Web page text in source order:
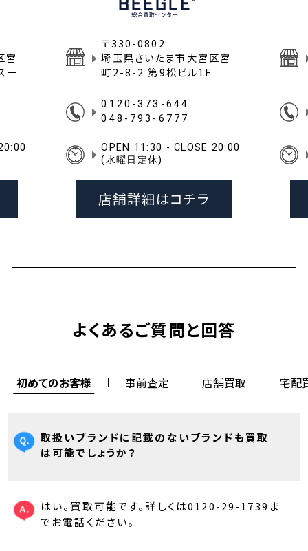
宮
一
〒330-0802
埼玉県さいたま市大宮区宮
町2-8-2 第9松ビル1F
0120-373-644
048-793-6777
OPEN 11:30 - CLOSE 20:00
(水曜日定休)
店舗詳細はコチラ
よくあるご質問と回答
初めてのお客様 事前査定 店舗買取 宅配
取扱いブランドに記載のないブランドも買取
は可能でしょうか？
はい。買取可能です。詳しくは0120-29-1739ま
でお電話ください。